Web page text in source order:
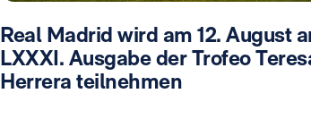
Real Madrid wird am 12. August
LXXXI. Ausgabe der Trofeo
Herrera teilnehmen